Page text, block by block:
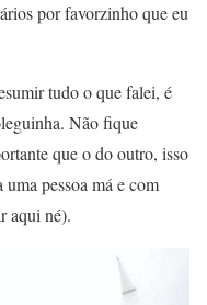
por favorzinho que eu
tudo o que falei, é
Não fique
que o do outro, isso
pessoa má e com
aqui né).